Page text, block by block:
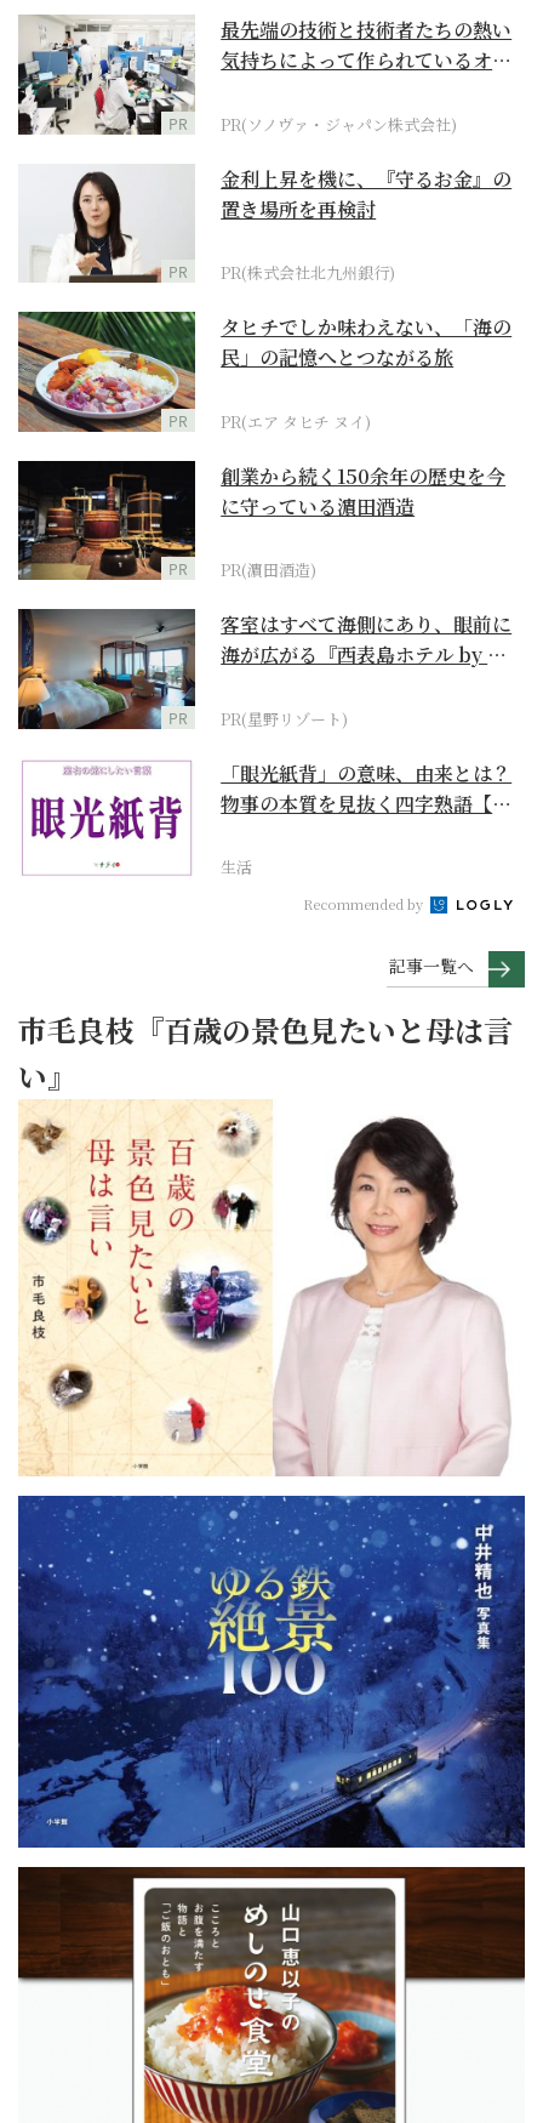
PR
最先端の技術と技術者たちの熱い
気持ちによって作られているオー
PR(ソノヴァ・ジャパン株式会社)
PR
金利上昇を機に、『守るお金』の
置き場所を再検討
PR(株式会社北九州銀行)
PR
タヒチでしか味わえない、「海の
民」の記憶へとつながる旅
PR(エア タヒチ ヌイ)
PR
創業から続く150余年の歴史を今
に守っている濵田酒造
PR(濵田酒造)
PR
客室はすべて海側にあり、眼前に
海が広がる『西表島ホテル by 星
PR(星野リゾート)
「眼光紙背」の意味、由来とは？
物事の本質を見抜く四字熟語【座
生活
Recommended by
記事一覧へ
市毛良枝『百歳の景色見たいと母は言
い』